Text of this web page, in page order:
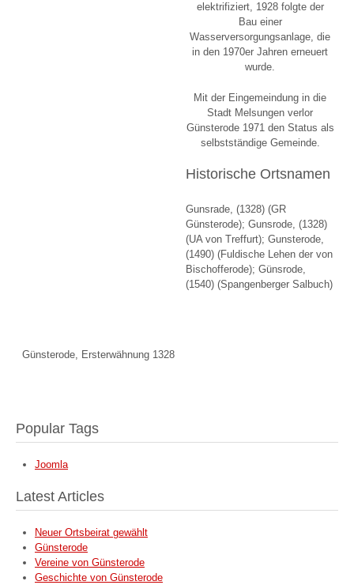
elektrifiziert, 1928 folgte der
Bau einer
Wasserversorgungsanlage, die
in den 1970er Jahren erneuert
wurde.
Mit der Eingemeindung in die
Stadt Melsungen verlor
Günsterode 1971 den Status als
selbstständige Gemeinde.
Historische Ortsnamen
Gunsrade, (1328) (GR
Günsterode); Gunsrode, (1328)
(UA von Treffurt); Gunsterode,
(1490) (Fuldische Lehen der von
Bischofferode); Günsrode,
(1540) (SpangenbergerSalbuch)
Günsterode, Ersterwähnung 1328
Popular Tags
Joomla
Latest Articles
Neuer Ortsbeirat gewählt
Günsterode
Vereine von Günsterode
Geschichte von Günsterode